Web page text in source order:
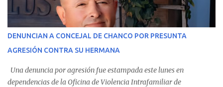
identificó a cuatro funcionarios involucrados en este tipo de
operaciones. Asimismo, se precisa que uno de los casos
corresponde a un funcionario de la Municipalidad de Chanco,
detectaron incumplimientos a la normativa vigente. El informe
precisa que la mayor cantidad de dinero apostado se registró en
Talca, donde...
DENUNCIAN A CONCEJAL DE CHANCO POR PRESUNTA
AGRESIÓN CONTRA SU HERMANA
Una denuncia por agresión fue estampada este lunes en
dependencias de la Oficina de Violencia Intrafamiliar de